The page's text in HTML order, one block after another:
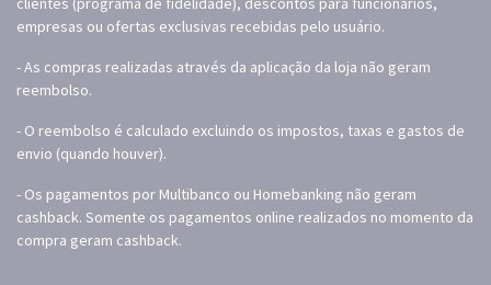
empresas ou ofertas exclusivas recebidas pelo usuário.
- As compras realizadas através da aplicação da loja não geram
reembolso.
- O reembolso é calculado excluindo os impostos, taxas e gastos de
envio (quando houver).
- Os pagamentos por Multibanco ou Homebanking não geram
cashback. Somente os pagamentos online realizados no momento da
compra geram cashback.